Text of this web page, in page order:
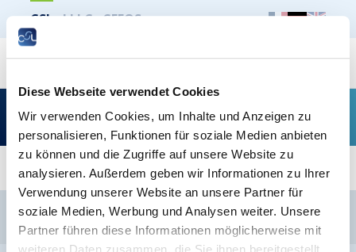
Diese Webseite verwendet Cookies
Wir verwenden Cookies, um Inhalte und Anzeigen zu
personalisieren, Funktionen für soziale Medien anbieten
zu können und die Zugriffe auf unsere Website zu
analysieren. Außerdem geben wir Informationen zu Ihrer
Verwendung unserer Website an unsere Partner für
soziale Medien, Werbung und Analysen weiter. Unsere
Partner führen diese Informationen möglicherweise mit
CSL LLLC CEFOS
Types d’emplois : « Comment conclure un CDI ? »
CSL LLLC
CEFOS
Kontakt
Jobs Anmeldung Newsletter